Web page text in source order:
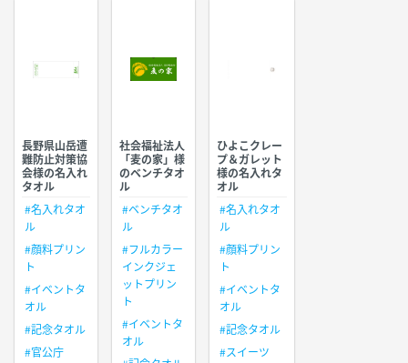
長野県山岳遭
難防止対策協
会様の名入れ
タオル
#名入れタオ
ル
#顔料プリン
ト
#イベントタ
オル
#記念タオル
#官公庁
社会福祉法人
「麦の家」様
のベンチタオ
ル
#ベンチタオ
ル
#フルカラー
インクジェ
ットプリン
ト
#イベントタ
オル
ひよこクレー
プ＆ガレット
様の名入れタ
オル
#名入れタオ
ル
#顔料プリン
ト
#イベントタ
オル
#記念タオル
#スイーツ